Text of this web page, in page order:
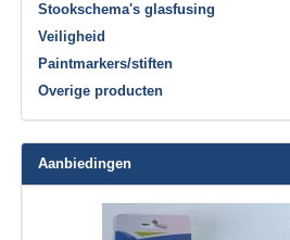
Stookschema's glasfusing
Veiligheid
Paintmarkers/stiften
Overige producten
Aanbiedingen